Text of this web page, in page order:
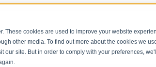
These cookies are used to improve your website
other media. To find out more about the cookies we
our site. But in order to comply with your preferences,